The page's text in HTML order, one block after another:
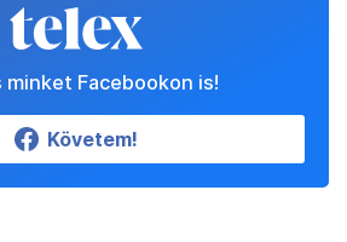
minket Facebookon is!
Követem!